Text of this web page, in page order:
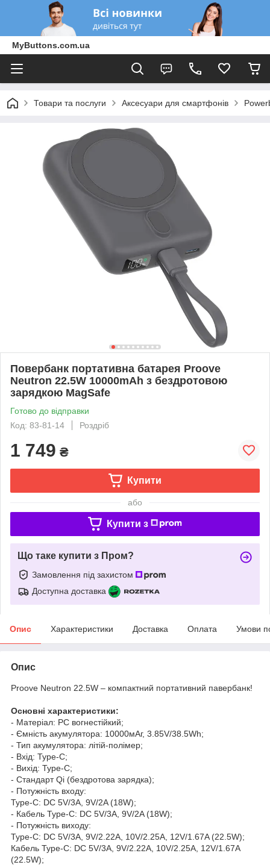
MyButtons.com.ua
Товари та послуги Аксесуари для смартфонів
Повербанк портативна батарея Proove
Neutron 22.5W 10000mAh з бездротовою
зарядкою MagSafe
Готово до відправки
Код: 83-81-14
Роздріб
1 749 ₴
Купити
або
Купити з
Що таке купити з Пром?
Замовлення під захистом
Доступна доставка
Опис Характеристики Доставка Оплата Умови
Опис
Proove Neutron 22.5W – компактний портативний павербанк!
Основні характеристики:
- Матеріал: PC вогнестійкий;
- Ємність акумулятора: 10000мАг, 3.85V/38.5Wh;
- Тип акумулятора: літій-полімер;
- Вхід: Type-C;
- Вихід: Type-C;
- Стандарт Qi (бездротова зарядка);
- Потужність входу:
Type-C: DC 5V/3A, 9V/2A (18W);
- Кабель Type-C: DC 5V/3A, 9V/2A (18W);
- Потужність виходу:
Type-C: DC 5V/3A, 9V/2.22A, 10V/2.25A, 12V/1.67A (22.5W);
Кабель Type-C: DC 5V/3A, 9V/2.22A, 10V/2.25A, 12V/1.67A
(22.5W);